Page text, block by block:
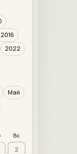
2016
2022
Май
Вс
2